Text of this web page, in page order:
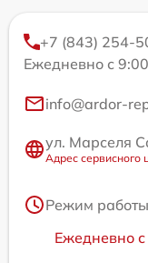
+7 (843) 254-
Ежедневно с
info@ardor-
ул. Марселя
Адрес сервисного
Режим
Ежедневно